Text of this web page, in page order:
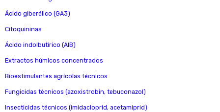
Ácido giberélico (GA3)
Citoquininas
Ácido indolbutírico (AIB)
Extractos húmicos concentrados
Bioestimulantes agrícolas técnicos
Fungicidas técnicos (azoxistrobin, tebuconazol)
Insecticidas técnicos (imidacloprid, acetamiprid)